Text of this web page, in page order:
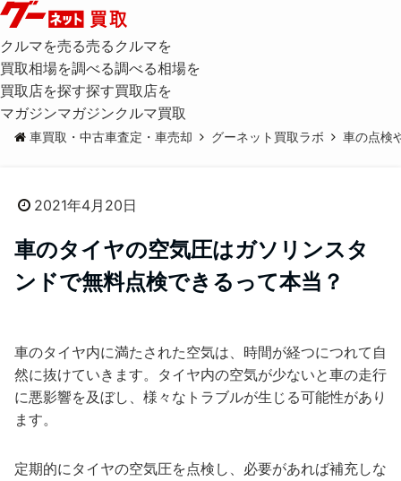
クルマを売る売る クルマを
買取相場を調べる調べる相場を
買取店を探す探す買取店を
マガジンマガジンクルマ買取
車買取・中古車査定・車売却 グーネット買取ラボ 車の点検
2021年4月20日
車のタイヤの空気圧はガソリンスタ
ンドで無料点検できるって本当？
車のタイヤ内に満たされた空気は、時間が経つにつれて自
然に抜けていきます。タイヤ内の空気が少ないと車の走行
に悪影響を及ぼし、様々なトラブルが生じる可能性があり
ます。
定期的にタイヤの空気圧を点検し、必要があれば補充しな